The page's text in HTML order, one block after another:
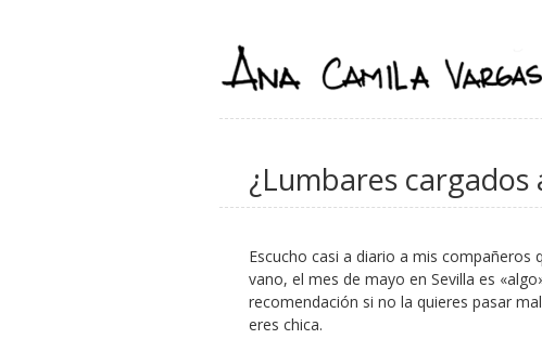
¿Lumbares cargados
Escucho casi a diario a mis
vano, el mes de mayo en Sevilla es
recomendación si no la quieres pasar
eres chica.